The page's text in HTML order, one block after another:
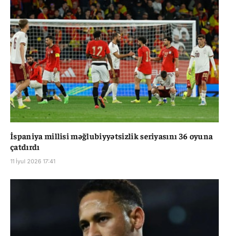
İspaniya millisi məğlubiyyətsizlik seriyasını 36 oyuna
çatdırdı
11 İyul 2026 17:41